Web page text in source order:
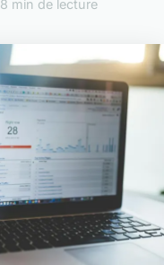
8 min de lecture